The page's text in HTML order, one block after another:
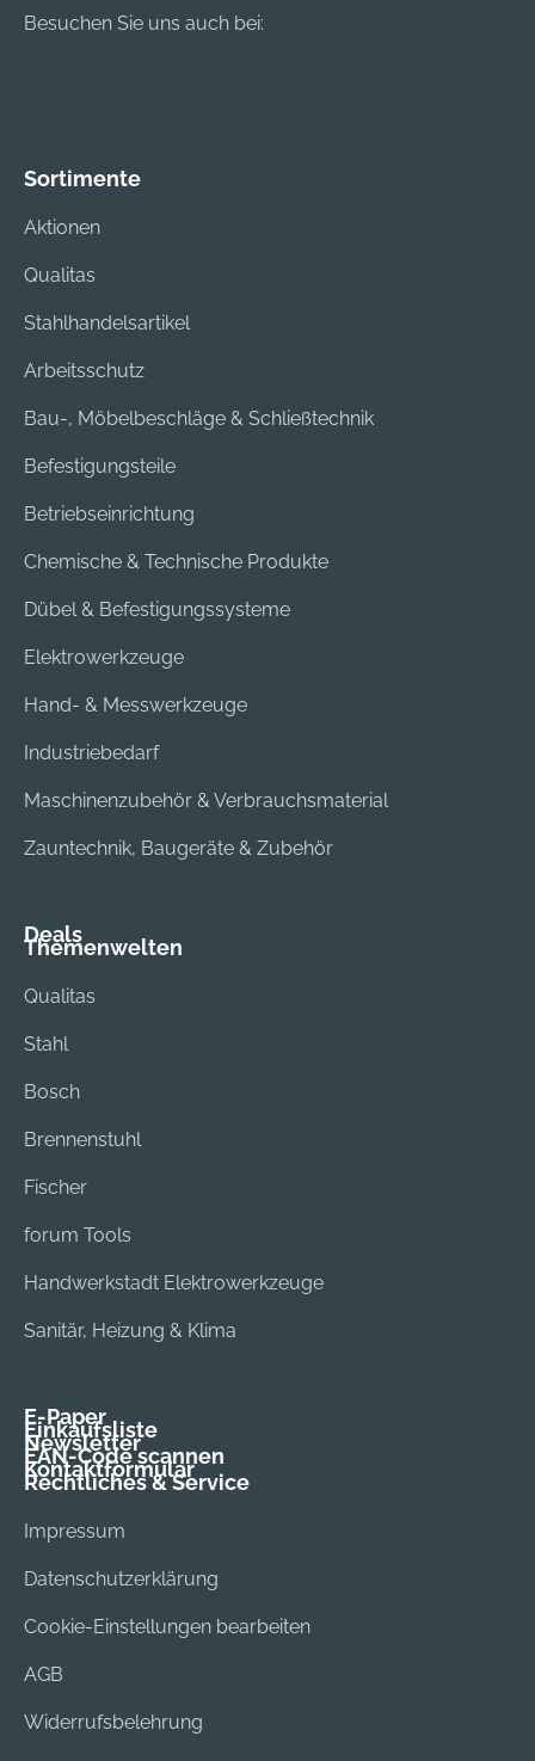
Besuchen Sie uns auch bei:
Sortimente
Aktionen
Qualitas
Stahlhandelsartikel
Arbeitsschutz
Bau-, Möbelbeschläge & Schließtechnik
Befestigungsteile
Betriebseinrichtung
Chemische & Technische Produkte
Dübel & Befestigungssysteme
Elektrowerkzeuge
Hand- & Messwerkzeuge
Industriebedarf
Maschinenzubehör & Verbrauchsmaterial
Zauntechnik, Baugeräte & Zubehör
Deals
Themenwelten
Qualitas
Stahl
Bosch
Brennenstuhl
Fischer
forum Tools
Handwerkstadt Elektrowerkzeuge
Sanitär, Heizung & Klima
E-Paper
Einkaufsliste
Newsletter
EAN-Code scannen
Kontaktformular
Rechtliches & Service
Impressum
Datenschutzerklärung
Cookie-Einstellungen bearbeiten
AGB
Widerrufsbelehrung